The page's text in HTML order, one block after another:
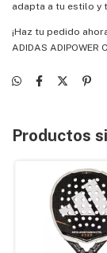
adapta a tu estilo y
¡Haz tu pedido
ADIDAS ADIPOWER
Productos